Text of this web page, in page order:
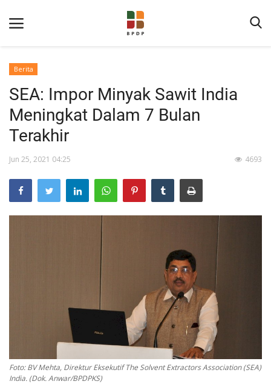
Tentang BPDP
Informasi Publik
Hubungi Kami
Berita
SEA: Impor Minyak Sawit India
Meningkat Dalam 7 Bulan
Terakhir
Jun 25, 2021 04:25 4693
Foto: BV Mehta, Direktur Eksekutif The Solvent Extractors Association (SEA)
India. (Dok. Anwar/BPDPKS)